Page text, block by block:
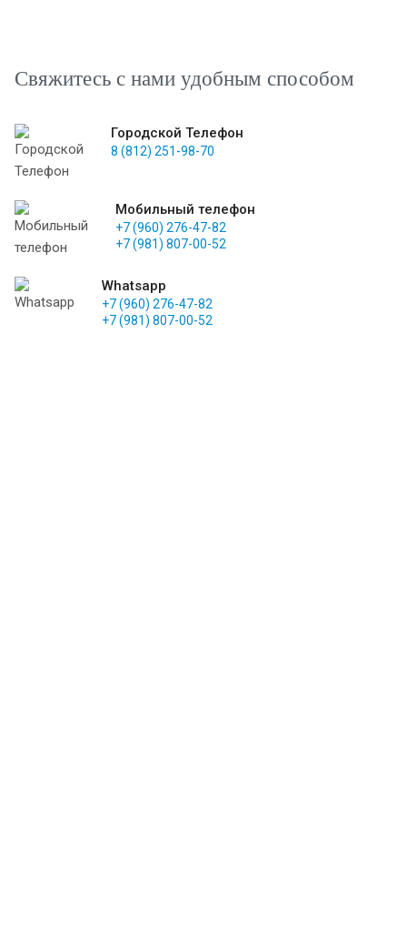
Свяжитесь с нами удобным способом
Городской Телефон
8 (812) 251-98-70
Мобильный телефон
+7 (960) 276-47-82
+7 (981) 807-00-52
Whatsapp
+7 (960) 276-47-82
+7 (981) 807-00-52